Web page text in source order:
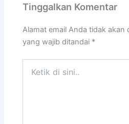
Tinggalkan Komentar
Alamat email Anda tidak akan
yang wajib ditandai *